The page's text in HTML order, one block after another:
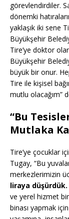
görevlendirdiler.
dönemki
yaklaşık iki sene
Büyükşehir
Tire’ye doktor
Büyükşehir
büyük bir onur.
Tire ile kişisel
mutlu olacağım”
“Bu
Mutlaka
Tire’ye çocuklar
Tugay, “Bu
merkezlerimizin
liraya düşürdük.
ve yerel hizmet
binası yapmak